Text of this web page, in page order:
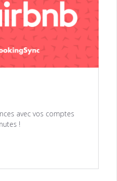
avec vos comptes
!